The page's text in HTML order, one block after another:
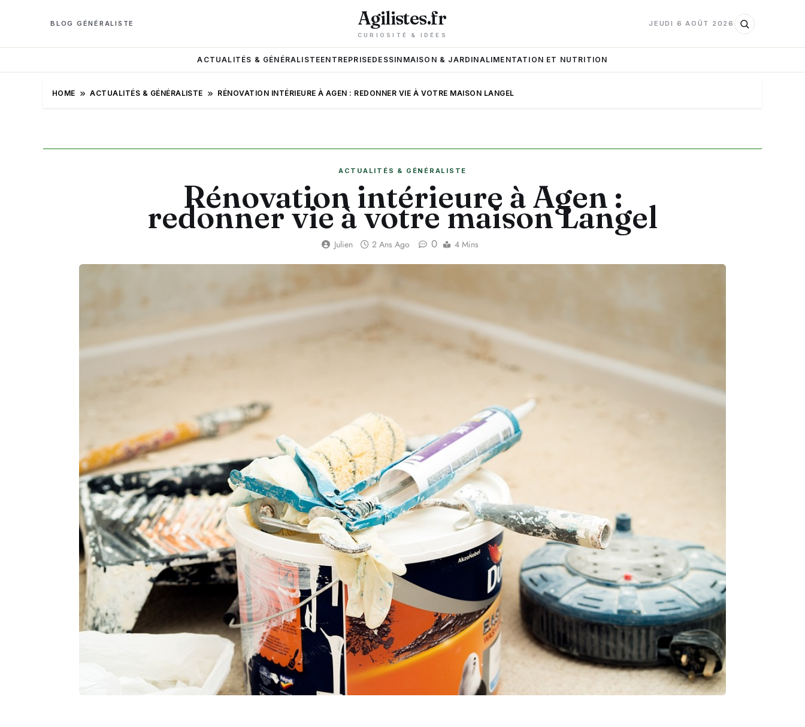
BLOG GÉNÉRALISTE Agilistes.fr
CURIOSITÉ & IDÉES
JEUDI 6 AOÛT 2026
ACTUALITÉS & GÉNÉRALISTEENTREPRISEDESSIN MAISON & JARDINALIMENTATION ET NUTRITION
HOME ACTUALITÉS & GÉNÉRALISTE RÉNOVATION INTÉRIEURE À AGEN : REDONNER VIE À VOTRE MAISON LANGEL
ACTUALITÉS & GÉNÉRALISTE
Rénovation intérieure à Agen :
redonner vie à votre maison Langel
Julien 2 Ans Ago 0 4 Mins